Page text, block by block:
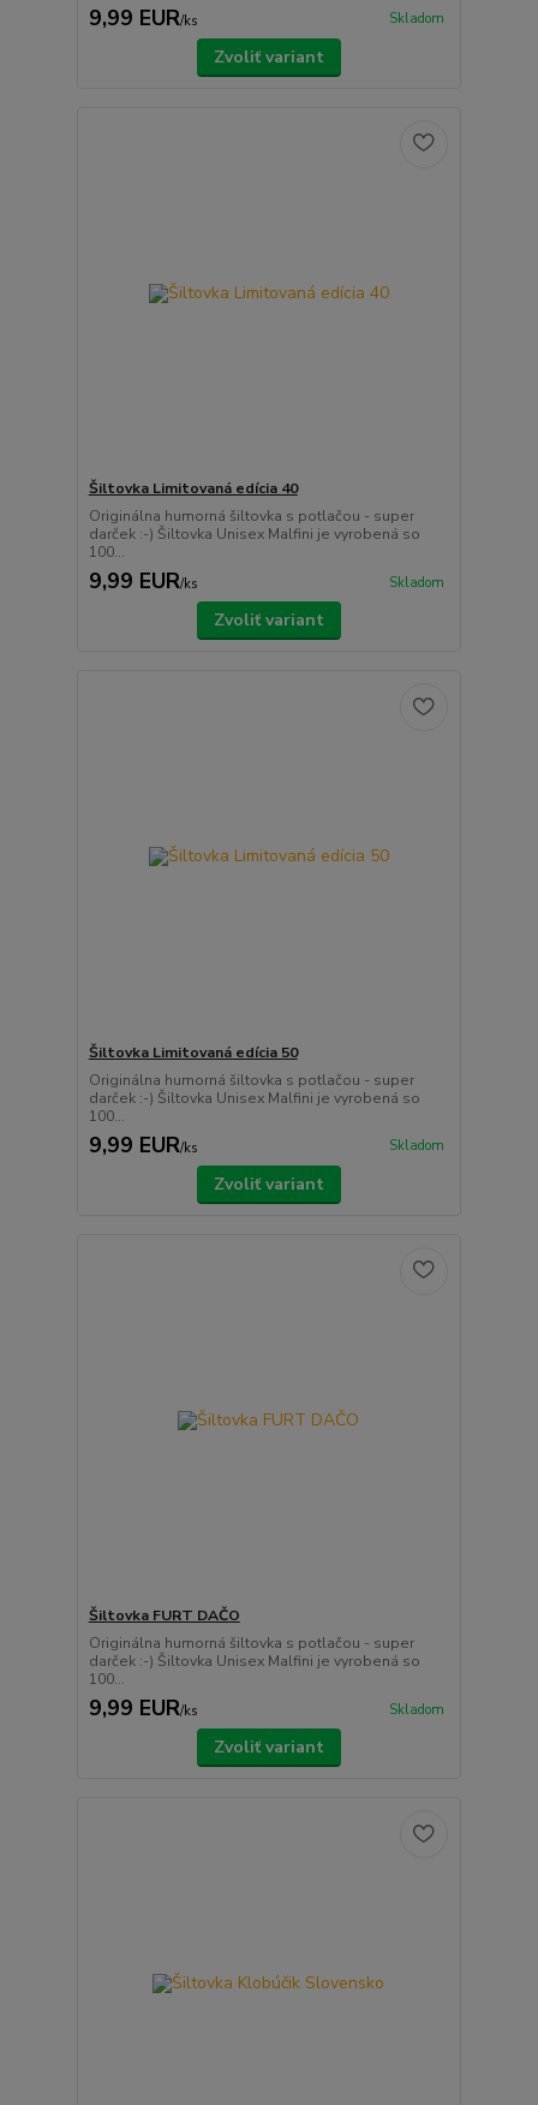
9,99 EUR/ks Skladom
Zvoliť variant
Šiltovka Limitovaná edícia 40
Originálna humorná šiltovka s potlačou - super
darček :-) Šiltovka Unisex Malfini je vyrobená so
100...
9,99 EUR/ks Skladom
Zvoliť variant
Šiltovka Limitovaná edícia 50
Originálna humorná šiltovka s potlačou - super
darček :-) Šiltovka Unisex Malfini je vyrobená so
100...
9,99 EUR/ks Skladom
Zvoliť variant
Šiltovka FURT DAČO
Originálna humorná šiltovka s potlačou - super
darček :-) Šiltovka Unisex Malfini je vyrobená so
100...
9,99 EUR/ks Skladom
Zvoliť variant